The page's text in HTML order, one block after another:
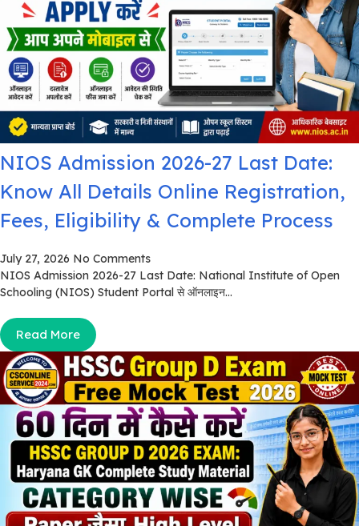
NIOS Admission 2026-27 Last Date:
Know All Details Online Registration,
Fees, Eligibility & Complete Process
July 27, 2026 No Comments
NIOS Admission 2026-27 Last Date: National Institute of Open
Schooling (NIOS) Student Portal से ऑनलाइन...
Read More